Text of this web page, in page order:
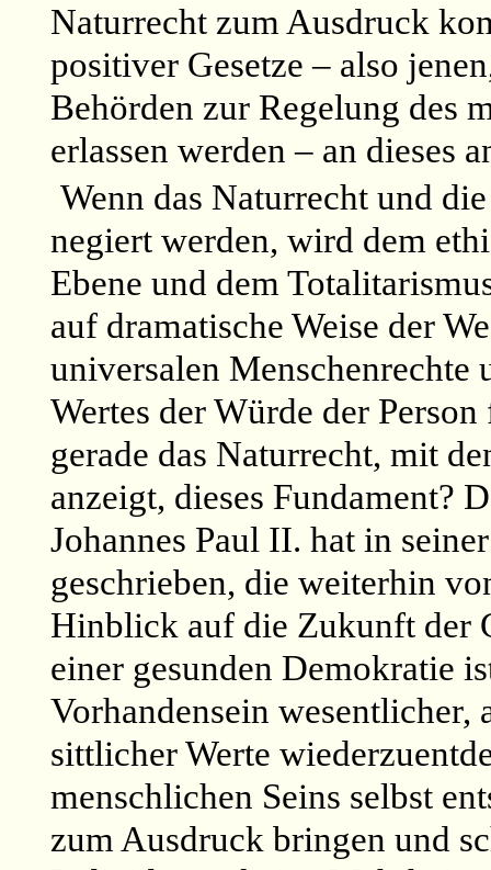
Naturrecht zum Ausdruck
positiver Gesetze – also
Behörden zur Regelung des
erlassen werden – an dieses
Wenn das Naturrecht und
negiert werden, wird dem
Ebene und dem
auf dramatische Weise der
universalen Menschenrechte
Wertes der Würde der
gerade das Naturrecht, mit
anzeigt, dieses Fundament?
Johannes Paul II. hat in
geschrieben, die weiterhin
Hinblick auf die Zukunft der
einer gesunden Demokratie
Vorhandensein wesentlicher,
sittlicher Werte
menschlichen Seins selbst
zum Ausdruck bringen und